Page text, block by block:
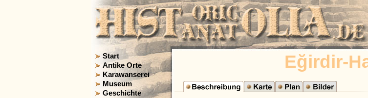
Start
Antike Orte
Karawanserei
Museum
Geschichte
Eğirdir-